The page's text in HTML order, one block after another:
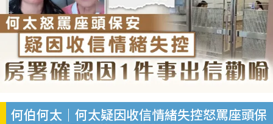
何伯何太｜何太疑因收信情緒失控怒罵座頭保